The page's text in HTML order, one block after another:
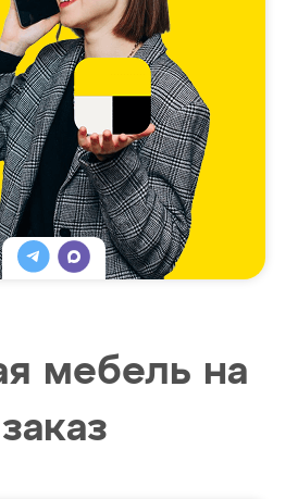
мебель на
заказ